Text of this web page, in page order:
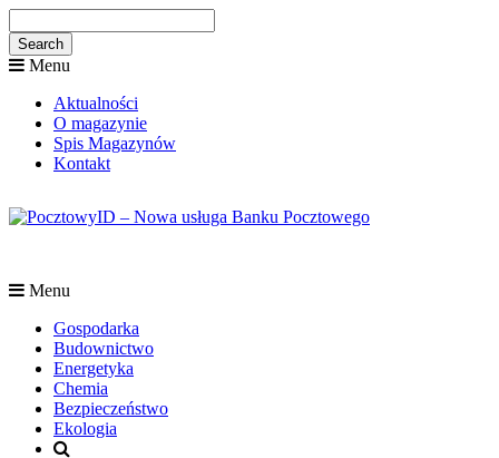
Menu
Aktualności
O magazynie
Spis Magazynów
Kontakt
Menu
Gospodarka
Budownictwo
Energetyka
Chemia
Bezpieczeństwo
Ekologia